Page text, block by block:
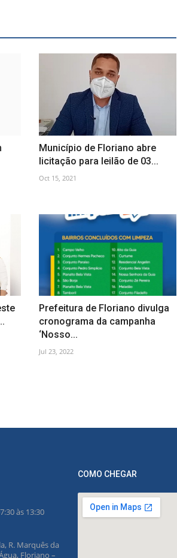
Município de Floriano abre
licitação para leilão de 03...
Oct 15, 2021
Prefeitura de Floriano divulga
cronograma da campanha
‘Nosso...
Jul 23, 2022
às 13:30
R. Marquês da
Floriano –
COMO CHEGAR